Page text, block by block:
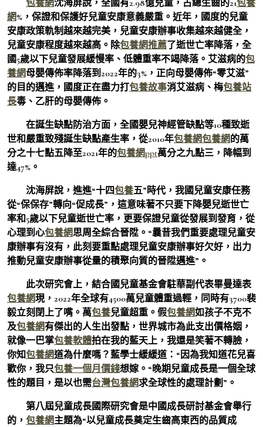
包養網沈海屏說，全國有2.98億兒童，占總生齒的21包養
網%，保證和保護好兒童安康意義嚴重。近年，國度的兒童
安康政策軌制越來越完美，兒童安康辦事收集越來越健全，
兒童安康程度越來越高。除包養網推薦了逝世亡率降落，全
國5歲以下兒童發展緩慢率、低體重率不竭降落。艾滋病的包
養網母嬰傳佈率降落到2022年的3%，正向母嬰傳佈“零艾滋”
的目的邁進，國度正在盡力打包養故事消艾滋病、梅包養站
長毒、乙肝的母嬰傳佈。
在誕生缺點防治方面，全國嬰兒神經管缺點等10種致逝
世和嚴重致殘誕生缺點產生率，從2010年包養網包養網的萬
分之十七點五降至2021年的包養網ppt萬分之九點三，降幅到
達47%。
沈海屏說，進進“十四包養五”時代，我國兒童安康任務
從“保保存”轉向“促成長”，這意味著不只要下降嬰兒逝世亡
率和5歲以下兒童逝世亡率，更要保證兒童從發展到發育，從
心理到心包養網思周全綜合晉陞。“曩昔我們重要處理兒童安
康辦事有沒有，此刻要重點處理兒童安康辦事好欠好，出力
推動兒童安康辦事從量的積聚向質的晉陞邁進”。
此次研究會上，結合國兒童基金會駐華副代表畢曼達表
包養網現，2022年全球有4500萬兒童體重過輕，同時有3700裴
毅立刻閉上了嘴。萬包養兒童超重。假包養網如孩子不克不
及包養網有傑出的人生出發點，世界城市為此支出價格姻，
就像一巴掌包養軟體拍在我的藍天上，我還是笑著不轉臉，
你知包養網道為什麼嗎？藍學士緩緩道：“因為我知道花兒喜
歡你，我只包養一個月價錢想嫁。“晚期兒童成長是一個全球
性的題目，是以也需台灣包養網求全球性的處理計劃”。
第八屆兒童成長國際研究會是中國成長研討基金會舉行
的， 包養網主題為“以兒童成長奠定生齒高東西的品質成